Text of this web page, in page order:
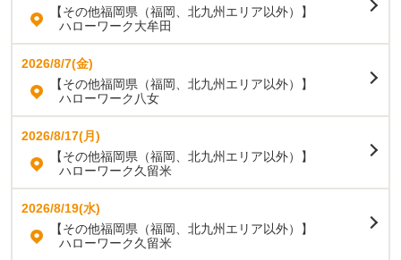
【その他福岡県（福岡、北九州エリア以外）】
ハローワーク大牟田
2026/8/7(金)
【その他福岡県（福岡、北九州エリア以外）】
ハローワーク八女
2026/8/17(月)
【その他福岡県（福岡、北九州エリア以外）】
ハローワーク久留米
2026/8/19(水)
【その他福岡県（福岡、北九州エリア以外）】
ハローワーク久留米